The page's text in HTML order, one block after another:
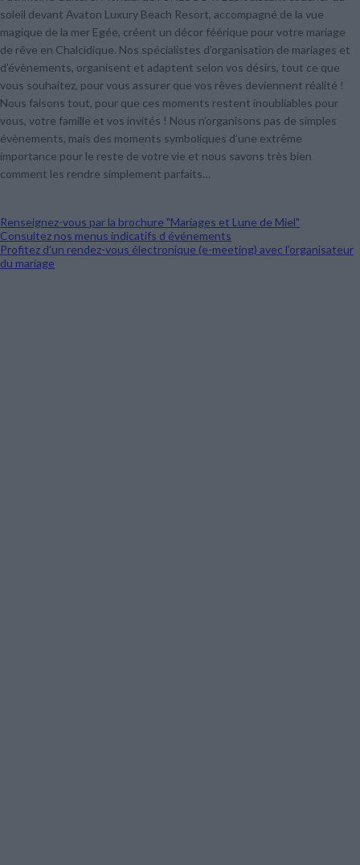
soleil devant Avaton Luxury Beach Resort, accompagné de la vue
magique de la mer Egée, créent un décor féérique pour votre mariage
de rêve en Chalcidique. Nos spécialistes d’organisation de mariages et
d’évènements, organisent et adaptent selon vos désirs, tout ce que
vous souhaitez, pour vous assurer que vos rêves deviennent réalité !
Nous faisons tout, pour que ces moments restent inoubliables pour
vous, votre famille et vos invités ! Nous n’organisons pas de simples
évènements, mais des moments symboliques d’une extrême
importance pour le reste de votre vie et nous savons très bien
comment les rendre simplement parfaits…
Renseignez-vous par la brochure "Mariages et Lune de Miel"
Consultez nos menus indicatifs d événements
Profitez d’un rendez-vous électronique (e-meeting) avec l’organisateur
du mariage